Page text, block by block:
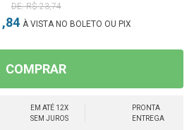
R$ 23,74
À VISTA NO BOLETO OU PIX
COMPRAR
EM ATÉ 12X
SEM JUROS
PRONTA
ENTREGA